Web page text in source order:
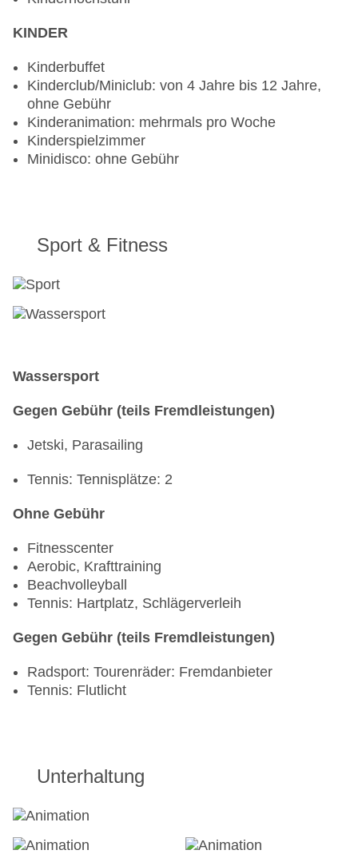
KINDER
Kinderbuffet
Kinderclub/Miniclub: von 4 Jahre bis 12 Jahre,
ohne Gebühr
Kinderanimation: mehrmals pro Woche
Kinderspielzimmer
Minidisco: ohne Gebühr
Sport & Fitness
Wassersport
Gegen Gebühr (teils Fremdleistungen)
Jetski, Parasailing
Tennis: Tennisplätze: 2
Ohne Gebühr
Fitnesscenter
Aerobic, Krafttraining
Beachvolleyball
Tennis: Hartplatz, Schlägerverleih
Gegen Gebühr (teils Fremdleistungen)
Radsport: Tourenräder: Fremdanbieter
Tennis: Flutlicht
Unterhaltung